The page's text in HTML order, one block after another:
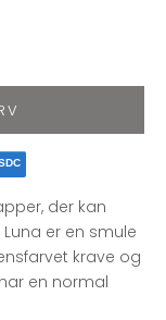
der kan
er en smule
krave og
en normal